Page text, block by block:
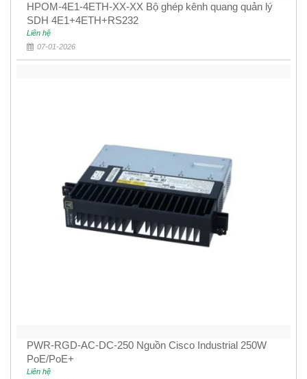
HPOM-4E1-4ETH-XX-XX Bộ ghép kênh quang quản lý
SDH 4E1+4ETH+RS232
Liên hệ
07-01-2026
PWR-RGD-AC-DC-250 Nguồn Cisco Industrial 250W
PoE/PoE+
Liên hệ